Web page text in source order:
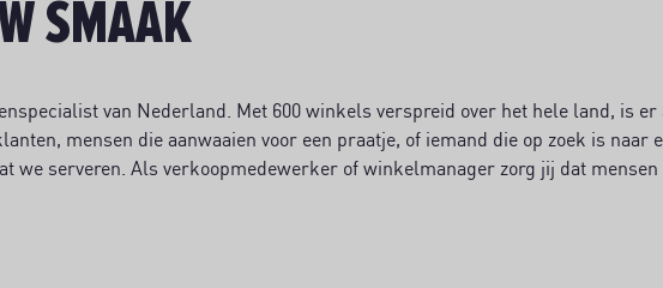
SMAAK
van Nederland. Met 600 winkels verspreid over het hele land, is
mensen die aanwaaien voor een praatje, of iemand die op zoek is naar
we serveren. Als verkoopmedewerker of winkelmanager zorg jij dat